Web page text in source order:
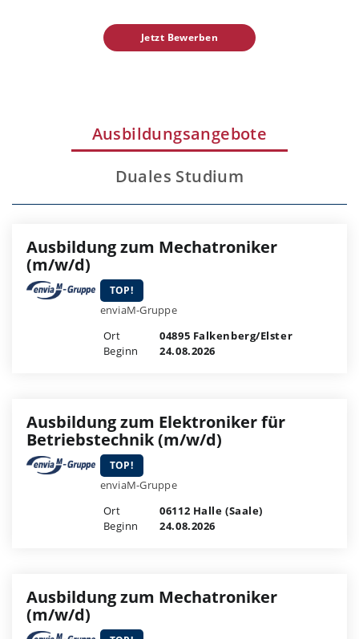
Jetzt Bewerben
Ausbildungsangebote
Duales Studium
Ausbildung zum Mechatroniker
(m/w/d)
TOP!
enviaM-Gruppe
Ort
04895 Falkenberg/Elster
Beginn
24.08.2026
Ausbildung zum Elektroniker für
Betriebstechnik (m/w/d)
TOP!
enviaM-Gruppe
Ort
06112 Halle (Saale)
Beginn
24.08.2026
Ausbildung zum Mechatroniker
(m/w/d)